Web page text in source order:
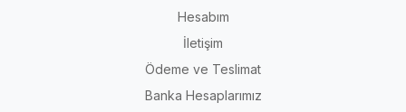
Hesabım
İletişim
Ödeme ve Teslimat
Banka Hesaplarımız